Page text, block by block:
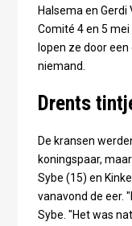
Halsema en
Comité 4 en 5
lopen ze door
niemand.
Drents
De kransen
koningspaar,
Sybe (15) en
vanavond de eer.
Sybe. "Het was